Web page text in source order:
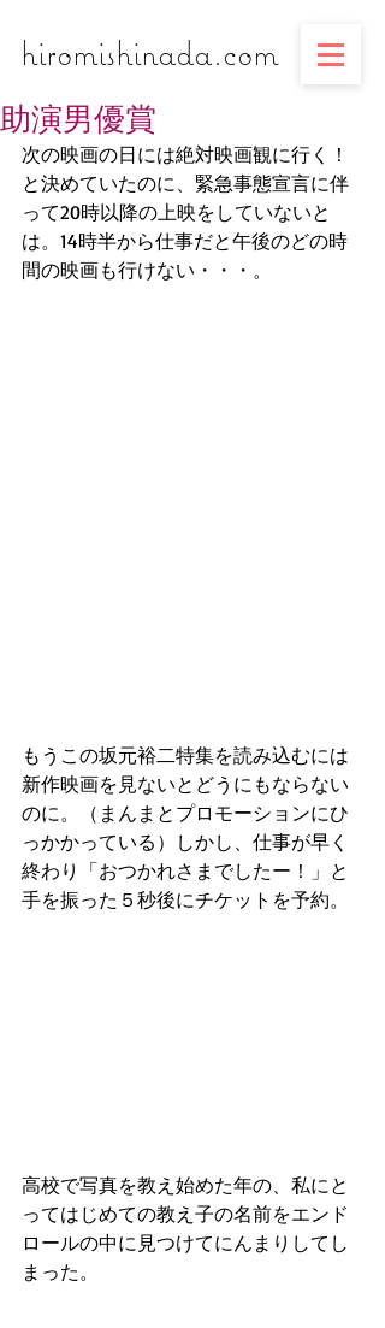
​​​​​​​hiromishinada.com
助演男優賞
次の映画の日には絶対映画観に行く！
と決めていたのに、緊急事態宣言に伴
って20時以降の上映をしていないと
は。14時半から仕事だと午後のどの時
間の映画も行けない・・・。
もうこの坂元裕二特集を読み込むには
新作映画を見ないとどうにもならない
のに。（まんまとプロモーションにひ
っかかっている）しかし、仕事が早く
終わり「おつかれさまでしたー！」と
手を振った５秒後にチケットを予約。
高校で写真を教え始めた年の、私にと
ってはじめての教え子の名前をエンド
ロールの中に見つけてにんまりしてし
まった。